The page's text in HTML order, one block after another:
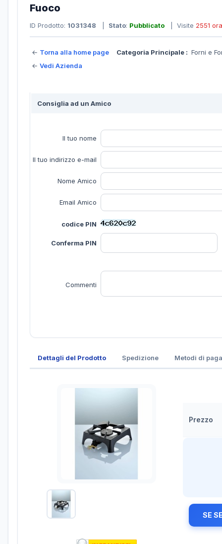
Fuoco
ID Prodotto: 1031348 Stato: Pubblicato | Visite 2551 ora
← Torna alla home page
← Vedi Azienda
Categoria Principale : Forni e
Consiglia ad un Amico
Il tuo nome
Il tuo indirizzo e-mail
Nome Amico
Email Amico
codice PIN
Conferma PIN
Commenti
Dettagli del Prodotto Spedizione Metodi di
Prezzo
SE